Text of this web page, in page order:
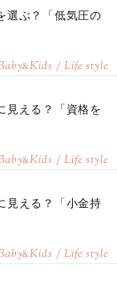
選ぶ？「低気圧の
&Kids / Life style
見える？「資格を
&Kids / Life style
見える？「小金持
&Kids / Life style